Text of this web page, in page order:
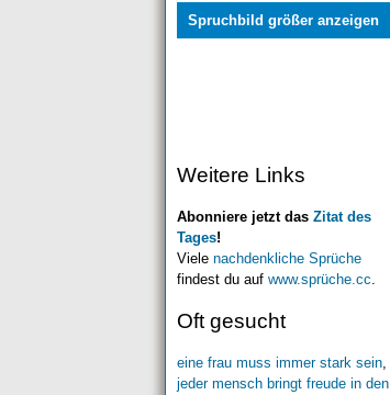
Spruchbild größer anzeigen
Weitere Links
Abonniere jetzt das Zitat des
Tages!
Viele nachdenkliche Sprüche
findest du auf www.sprüche.cc
Oft gesucht
eine frau muss immer stark sein,
jeder mensch bringt freude in den